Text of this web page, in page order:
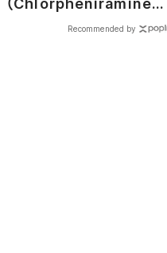
（Chlorpheniramine）
是什麼？了解氯菲安明使
Recommended by